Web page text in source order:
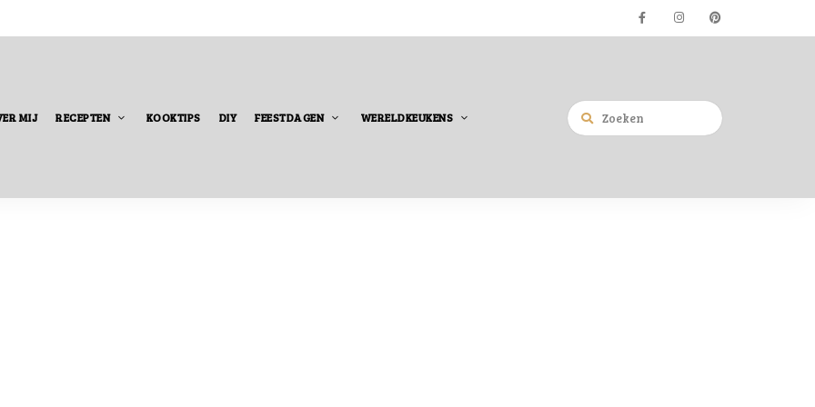
MIJ RECEPTEN KOOKTIPS DIY FEESTDAGEN WERELDKEUKENS